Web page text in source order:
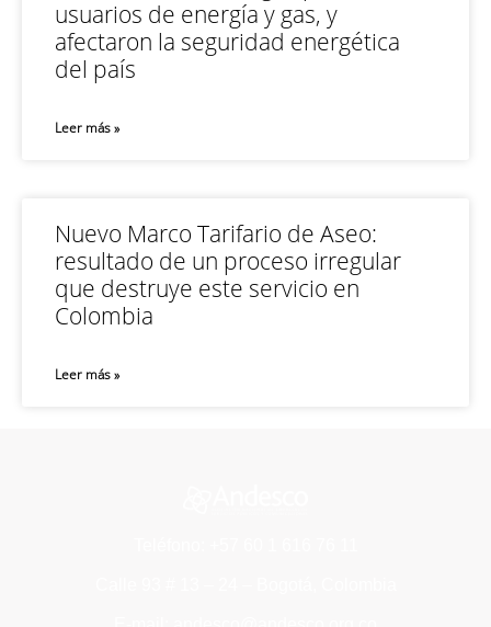
usuarios de energía y gas, y
afectaron la seguridad energética
del país
Leer más »
Nuevo Marco Tarifario de Aseo:
resultado de un proceso irregular
que destruye este servicio en
Colombia
Leer más »